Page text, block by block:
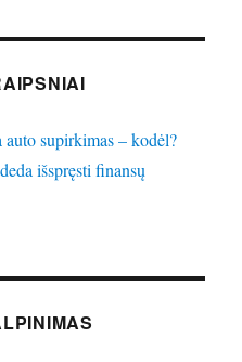
supirkimas – kodėl?
išspręsti finansų